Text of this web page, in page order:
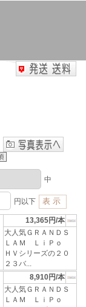
中
円以下
13,365円/本
大人気ＧＲＡＮＤＳ
ＬＡＭ ＬｉＰｏ
ＨＶシリーズの２０
２３バ...
8,910円/本
大人気ＧＲＡＮＤＳ
ＬＡＭ ＬｉＰｏ